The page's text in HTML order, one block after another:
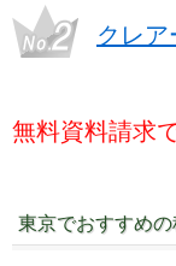
クレア
無料資料請求
東京でおすすめの